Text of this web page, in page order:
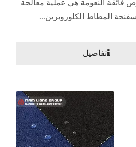
فائقة النعومة هي عملية معالجة
المطاط الكلوروبرين...
تفاصيل